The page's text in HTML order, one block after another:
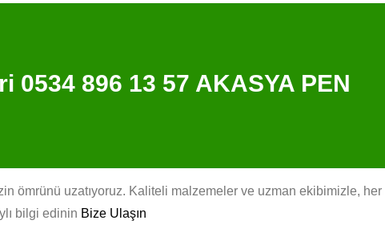
896 13 57 AKASYA PEN
ömrünü uzatıyoruz. Kaliteli malzemeler ve uzman ekibimizle,
bilgi edinin Bize Ulaşın